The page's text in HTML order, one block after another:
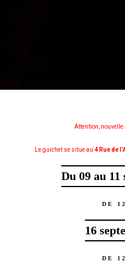
Attention,
Le guichet se situe au 4 Rue de
Du 09 au 11
DE
16
DE